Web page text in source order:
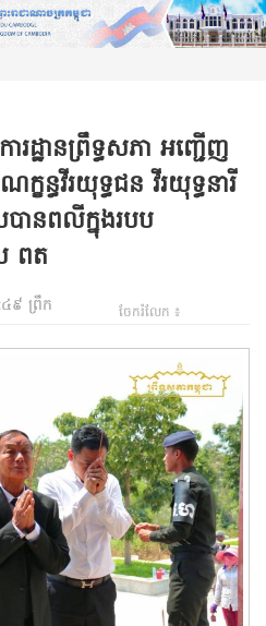
ដ្ឋានព្រឹទ្ធសភា អញ្ជើញ
ក្ខន្ធវីរយុទ្ធជន វីរយុទ្ធនារី
បានពលីក្នុងរបប
ពត
៩ ព្រឹក ចែករំលែក ៖